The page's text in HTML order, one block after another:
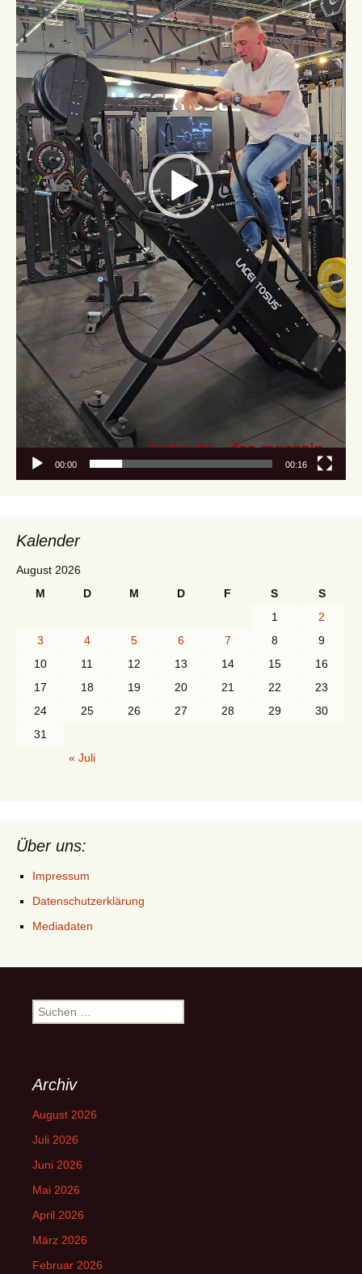
00:00 00:16
Kalender
August 2026
M
D M D F S
S
1
2
3
4 5 6 7 8
9
10
11 12 13 14 15
16
17
18 19 20 21 22
23
24
25 26 27 28 29
30
31
« Juli
Über uns:
Impressum
Datenschutzerklärung
Mediadaten
Suchen
nach:
Archiv
August 2026
Juli 2026
Juni 2026
Mai 2026
April 2026
März 2026
Februar 2026